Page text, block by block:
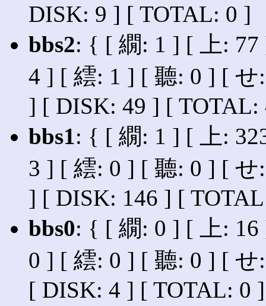
DISK: 9 ] [ TOTAL: 0 ]
bbs2: { [ 繝: 1 ] [ 上:
4 ] [ 繧: 1 ] [ 聽: 0 ] [
] [ DISK: 49 ] [ TOTAL:
bbs1: { [ 繝: 1 ] [ 上:
3 ] [ 繧: 0 ] [ 聽: 0 ] [
] [ DISK: 146 ] [
bbs0: { [ 繝: 0 ] [ 上:
0 ] [ 繧: 0 ] [ 聽: 0 ] [
[ DISK: 4 ] [ TOTAL: 0 ]